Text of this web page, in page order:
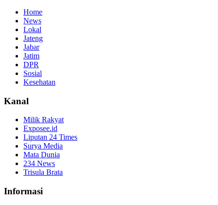
Home
News
Lokal
Jateng
Jabar
Jatim
DPR
Sosial
Kesehatan
Kanal
Milik Rakyat
Exposee.id
Liputan 24 Times
Surya Media
Mata Dunia
234 News
Trisula Brata
Informasi